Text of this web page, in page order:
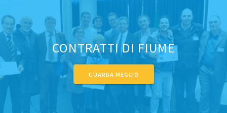
CONTRATTI DI FIUME
GUARDA MEGLIO